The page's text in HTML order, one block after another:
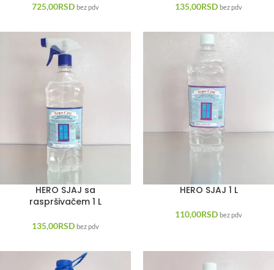
725,00RSD bez pdv 135,00RSD bez pdv
HERO SJAJ sa
raspršivačem 1 L
135,00RSD bez pdv
HERO SJAJ 1 L
110,00RSD bez pdv